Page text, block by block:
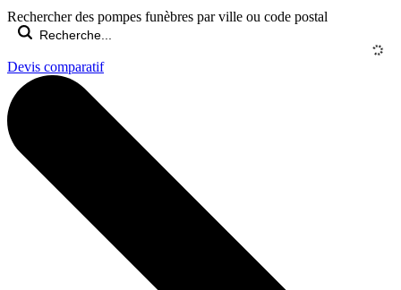
Rechercher des pompes funèbres par ville ou code postal
Devis comparatif